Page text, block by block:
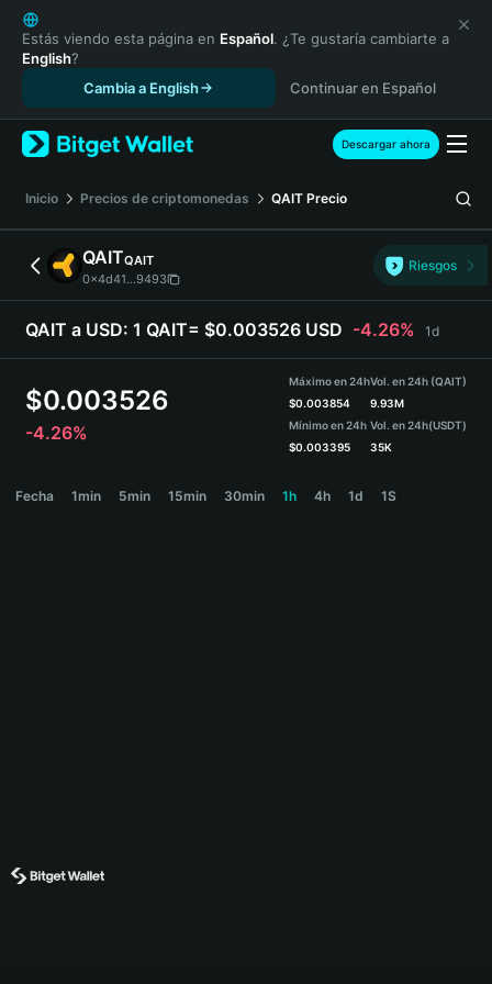
English
日本語
Tiếng Việt
Español (Latinoamérica)
Türkçe
Français
Deutsch
简体中文
繁體中文
Português (Portugal)
Bahasa Indonesia
ภาษาไทย
Español
Español (Argentina)
Estás viendo esta página en Español. ¿Te gustaría cambiarte a
English?
Cambia a English
Continuar en Español
Descargar ahora
Inicio Precios de criptomonedas QAIT Precio
QAITQAIT
0x4d41...9493
Riesgos
QAIT a USD: 1 QAIT= $0.003526 USD -4.26% 1d
$0.003526
-4.26%
Máximo en 24h
$0.003854
Mínimo en 24h
$0.003395
Vol. en 24h (QAIT)
9.93M
Vol. en 24h(USDT)
35K
Fecha 1min 5min 15min 30min 1h 4h 1d 1S